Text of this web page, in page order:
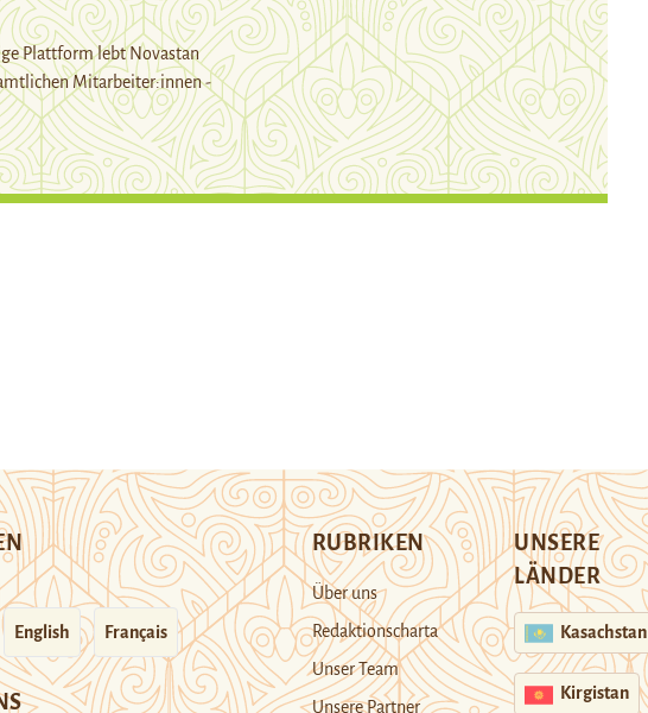
Plattform lebt Novastan
Mitarbeiter:innen -
English Français
RUBRIKEN
Über uns
Redaktionscharta
Unser Team
Unsere Partner
UNSERE
LÄNDER
Kasachstan
Kirgistan